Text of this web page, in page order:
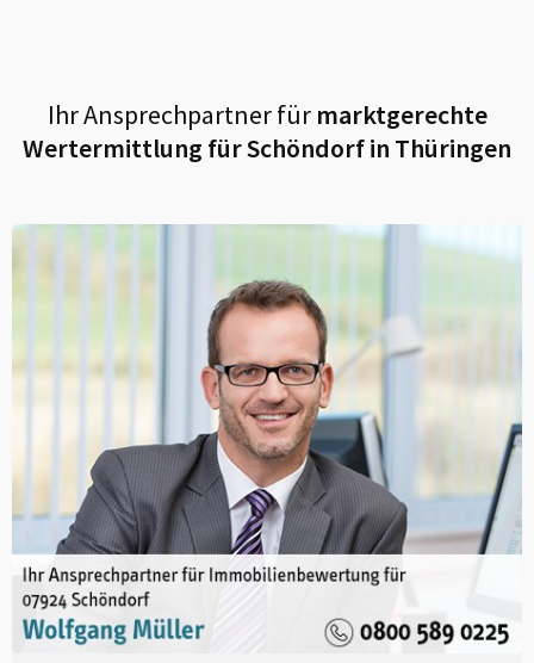
Ihr Ansprechpartner fürmarktgerechte
Wertermittlung fürSchöndorf in Thüringen